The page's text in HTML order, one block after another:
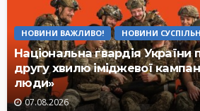
НОВИНИ ВАЖЛИВО! НОВИНИ
Національна гвардія України
другу хвилю іміджевої
люди»
07.08.2026